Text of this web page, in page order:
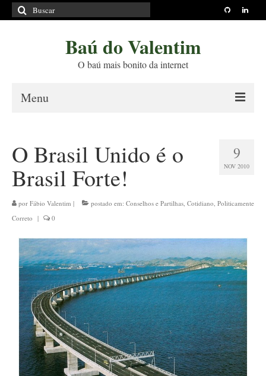
Buscar
por:
Baú do Valentim
O baú mais bonito da internet
Menu
Princípios Editoriais
Políticas e Termos
Livros
Blog
Contato
9
NOV 2010
O Brasil Unido é o
Brasil Forte!
por Fábio Valentim | postado em: Conselhos e Partilhas, Cotidiano, Politicamente
Correto | 0